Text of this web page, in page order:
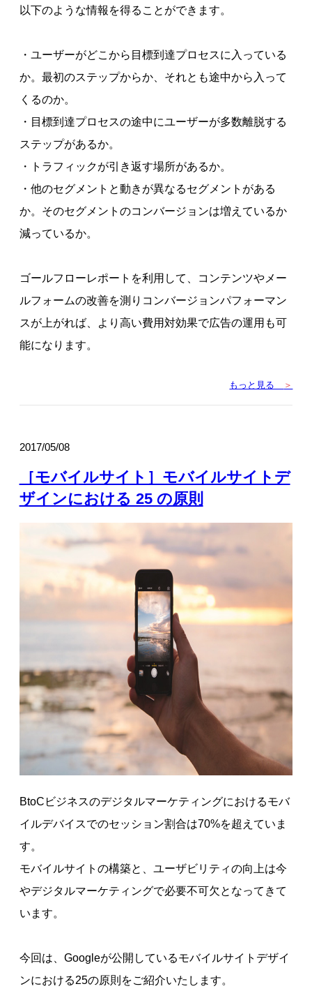
以下のような情報を得ることができます。
・ユーザーがどこから目標到達プロセスに入っている
か。最初のステップからか、それとも途中から入って
くるのか。
・目標到達プロセスの途中にユーザーが多数離脱する
ステップがあるか。
・トラフィックが引き返す場所があるか。
・他のセグメントと動きが異なるセグメントがある
か。そのセグメントのコンバージョンは増えているか
減っているか。
ゴールフローレポートを利用して、コンテンツやメー
ルフォームの改善を測りコンバージョンパフォーマン
スが上がれば、より高い費用対効果で広告の運用も可
能になります。
もっと見る ＞
2017/05/08
［モバイルサイト］モバイルサイトデ
ザインにおける 25 の原則
BtoCビジネスのデジタルマーケティングにおけるモバ
イルデバイスでのセッション割合は70%を超えていま
す。
モバイルサイトの構築と、ユーザビリティの向上は今
やデジタルマーケティングで必要不可欠となってきて
います。
今回は、Googleが公開しているモバイルサイトデザイ
ンにおける25の原則をご紹介いたします。